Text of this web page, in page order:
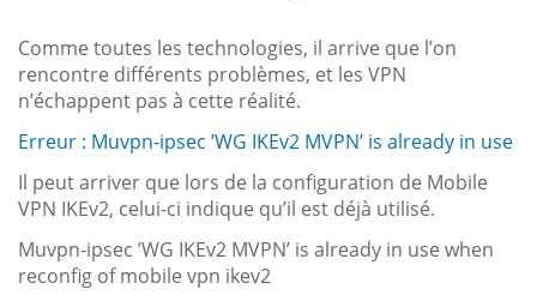
Comme toutes les technologies, il arrive que l’on
rencontre différents problèmes, et les VPN
n’échappent pas à cette réalité.
Erreur : Muvpn-ipsec ’WG IKEv2 MVPN’ is already in use
Il peut arriver que lors de la configuration de Mobile
VPN IKEv2, celui-ci indique qu’il est déjà utilisé.
Muvpn-ipsec ’WG IKEv2 MVPN’ is already in use when
reconfig of mobile vpn ikev2